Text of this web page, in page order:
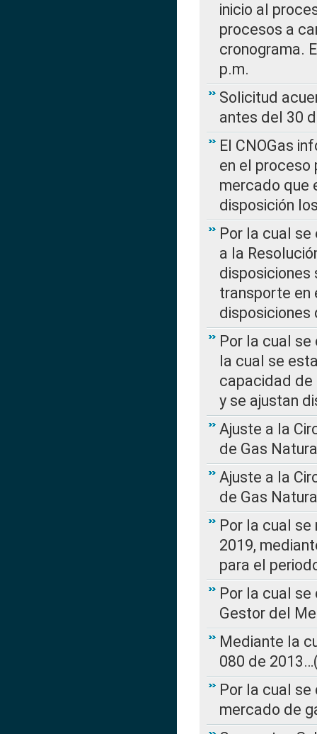
inicio al
procesos a
cronograma.
p.m.
Solicitud
antes del 30
El CNOGas
en el
mercado que
disposición
Por la cual se
a la
disposiciones
transporte en
disposiciones
Por la cual se
la cual se
capacidad de
y se ajustan
Ajuste a la
de Gas
Ajuste a la
de Gas
Por la cual se
2019,
para el
Por la cual
Gestor del
Mediante la
080 de
Por la cual
mercado de